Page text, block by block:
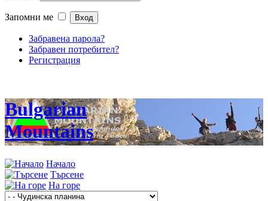
Запомни ме
Забравена парола?
Забравен потребител?
Регистрация
Bulgarian
Mountains
Начало
Търсене
На горе